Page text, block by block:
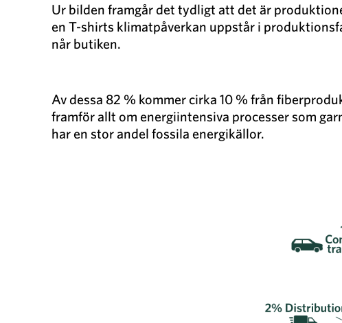
Ur bilden framgår det tydligt att det är
en T-shirts klimatpåverkan uppstår i
når butiken.
Av dessa 82 % kommer cirka 10 % från
framför allt om energiintensiva processer som
har en stor andel fossila energikällor.